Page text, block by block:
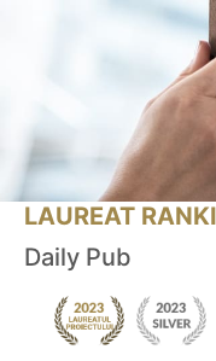
LAUREAT
Daily Pub